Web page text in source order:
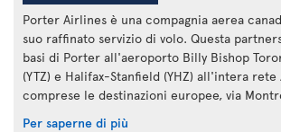
Porter Airlines è una compagnia aerea
suo raffinato servizio di volo. Questa
basi di Porter all'aeroporto Billy Bishop
(YTZ) e Halifax-Stanfield (YHZ) all'intera rete
comprese le destinazioni europee, via
Per saperne di più